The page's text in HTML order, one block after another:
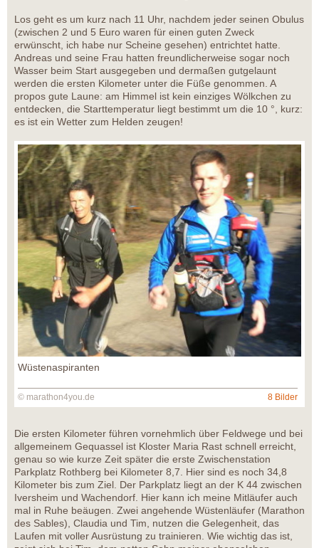
Los geht es um kurz nach 11 Uhr, nachdem jeder seinen Obulus
(zwischen 2 und 5 Euro waren für einen guten Zweck
erwünscht, ich habe nur Scheine gesehen) entrichtet hatte.
Andreas und seine Frau hatten freundlicherweise sogar noch
Wasser beim Start ausgegeben und dermaßen gutgelaunt
werden die ersten Kilometer unter die Füße genommen. A
propos gute Laune: am Himmel ist kein einziges Wölkchen zu
entdecken, die Starttemperatur liegt bestimmt um die 10 °, kurz:
es ist ein Wetter zum Helden zeugen!
Wüstenaspiranten
© marathon4you.de 8 Bilder
Die ersten Kilometer führen vornehmlich über Feldwege und bei
allgemeinem Gequassel ist Kloster Maria Rast schnell erreicht,
genau so wie kurze Zeit später die erste Zwischenstation
Parkplatz Rothberg bei Kilometer 8,7. Hier sind es noch 34,8
Kilometer bis zum Ziel. Der Parkplatz liegt an der K 44 zwischen
Iversheim und Wachendorf. Hier kann ich meine Mitläufer auch
mal in Ruhe beäugen. Zwei angehende Wüstenläufer (Marathon
des Sables), Claudia und Tim, nutzen die Gelegenheit, das
Laufen mit voller Ausrüstung zu trainieren. Wie wichtig das ist,